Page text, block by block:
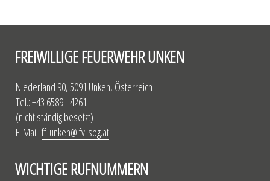
FREIWILLIGE FEUERWEHR UNKEN
Niederland 90, 5091 Unken, Österreich
Tel.: +43 6589 - 4261
(nicht ständig besetzt)
E-Mail:ff-unken@lfv-sbg.at
WICHTIGE RUFNUMMERN